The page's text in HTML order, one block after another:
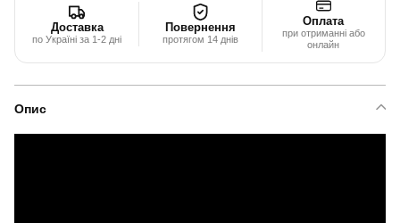
Доставка
по Україні за 1-2 дні
Повернення
протягом 14 днів
Оплата
при отриманні або
онлайн
Опис